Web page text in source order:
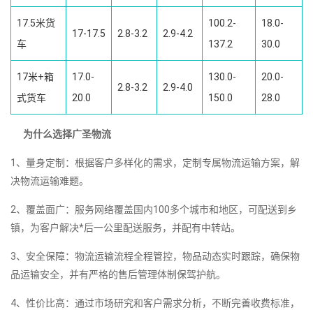
17.5米货
车
17-17.5 2.8-3.2 2.9-4.2
100.2-
137.2
18.0-
30.0
17米+箱
式货车
17.0-
20.0
2.8-3.2 2.9-4.0
130.0-
150.0
20.0-
28.0
为什么选择广圣物流
1、量身定制：根据客户多样化的需求，定制专属物流运输方案，解
决物流运输难题。
2、覆盖面广：服务网络覆盖国内100多个城市和地区，可配送到乡
镇，为客户解决*后一公里配送服务，并配有中转站。
3、安全保障：物流运输流程全程管控，物品动态实时跟踪，确保物
品运输安全，并有严格的售后管理体制保驾护航。
4、性价比高：通过市场研究和客户需求分析，不断完善收费标准，